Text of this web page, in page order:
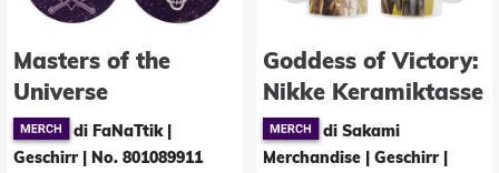
Masters of the
Universe
Untersetzer 4er-
Pack Printed Metal
di FaNaTtik |
Geschirr
No. 801089911
Goddess of Victory:
Nikke Keramiktasse
Blanc & Noir
di Sakami
Merchandise | Geschirr